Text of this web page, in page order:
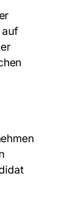
auf